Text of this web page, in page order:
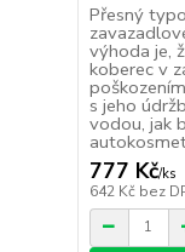
Přesný
výhoda je,
koberec v
s jeho
vodou, jak
777 Kč/ks
642 Kč bez